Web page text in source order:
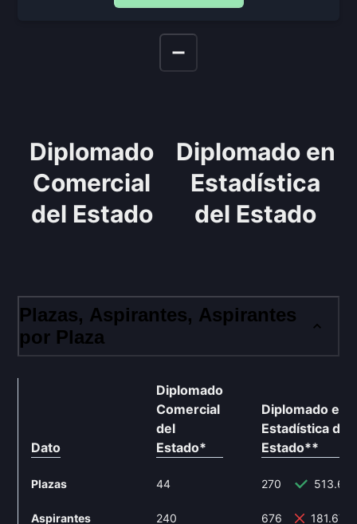
Diplomado
Comercial
del Estado
Diplomado en
Estadística
del Estado
Plazas, Aspirantes, Aspirantes
por Plaza
Dato
Diplomado
Comercial
del
Estado*
Plazas 44
Aspirantes 240
Diplomado en
Estadística del
Estado**
270
676 181.67%